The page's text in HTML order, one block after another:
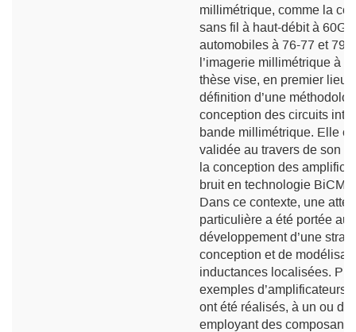
millimétrique, comme la
sans fil à haut-débit à
automobiles à 76-77 et 79-
l’imagerie millimétrique à
thèse vise, en premier lieu,
définition d’une
conception des circuits
bande millimétrique. Elle
validée au travers de son
la conception des
bruit en technologie
Dans ce contexte, une
particulière a été portée au
développement d’une
conception et de
inductances localisées.
exemples d’amplificateurs
ont été réalisés, à un ou
employant des